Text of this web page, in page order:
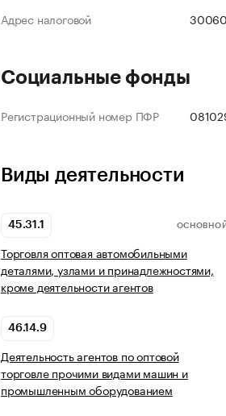
Адрес налоговой
Социальные фонды
Регистрационный номер ПФР
Виды деятельности
45.31.1 ОСНОВНОЙ
Торговля оптовая автомобильными
деталями, узлами и принадлежностями,
кроме деятельности агентов
46.14.9
Деятельность агентов по оптовой
торговле прочими видами машин и
промышленным оборудованием